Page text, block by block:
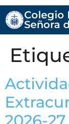
Colegio
Señora